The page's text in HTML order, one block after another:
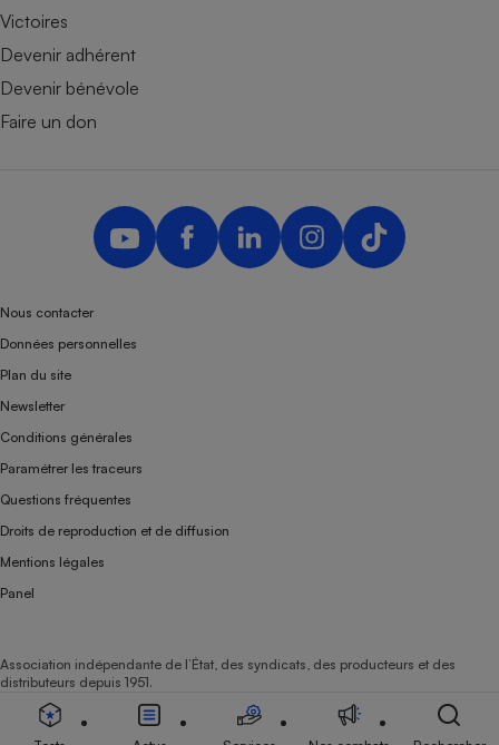
Victoires
Devenir adhérent
Devenir bénévole
Faire un don
Nous contacter
Données personnelles
Plan du site
Newsletter
Conditions générales
Paramétrer les traceurs
Questions fréquentes
Droits de reproduction et de diffusion
Mentions légales
Panel
Association indépendante de l’État, des syndicats, des producteurs et des
distributeurs depuis 1951.